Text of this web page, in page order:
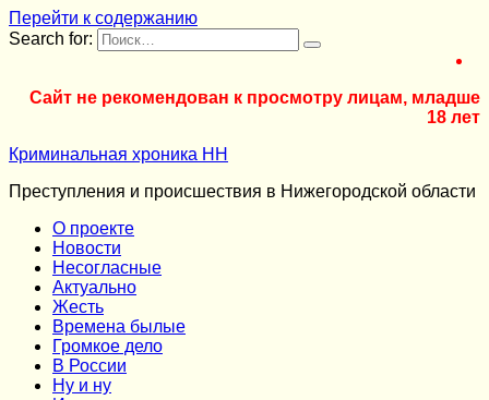
Перейти к содержанию
Search for:
Сайт не рекомендован к просмотру лицам, младше
18 лет
Криминальная хроника НН
Преступления и происшествия в Нижегородской области
О проекте
Новости
Несогласные
Актуально
Жесть
Времена былые
Громкое дело
В России
Ну и ну